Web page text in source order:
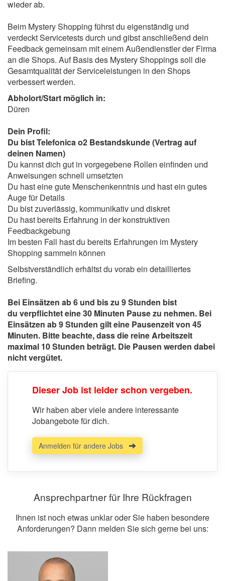
wieder ab.
Beim Mystery Shopping führst du eigenständig und
verdeckt Servicetests durch und gibst anschließend dein
Feedback gemeinsam mit einem Außendienstler der Firma
an die Shops. Auf Basis des Mystery Shoppings soll die
Gesamtqualität der Serviceleistungen in den Shops
verbessert werden.
Abholort/Start möglich in:
Düren
Dein Profil:
Du bist Telefonica o2 Bestandskunde (Vertrag auf
deinen Namen)
Du kannst dich gut in vorgegebene Rollen einfinden und
Anweisungen schnell umsetzten
Du hast eine gute Menschenkenntnis und hast ein gutes
Auge für Details
Du bist zuverlässig, kommunikativ und diskret
Du hast bereits Erfahrung in der konstruktiven
Feedbackgebung
Im besten Fall hast du bereits Erfahrungen im Mystery
Shopping sammeln können
Selbstverständlich erhältst du vorab ein detailliertes
Briefing.
Bei Einsätzen ab 6 und bis zu 9 Stunden bist
du verpflichtet eine 30 Minuten Pause zu nehmen. Bei
Einsätzen ab 9 Stunden gilt eine Pausenzeit von 45
Minuten. Bitte beachte, dass die reine Arbeitszeit
maximal 10 Stunden beträgt. Die Pausen werden dabei
nicht vergütet.
Dieser Job ist leider schon vergeben.
Wir haben aber viele andere interessante
Jobangebote für dich.
Anmelden für andere Jobs
Ansprechpartner für Ihre Rückfragen
Ihnen ist noch etwas unklar oder Sie haben besondere
Anforderungen? Dann melden Sie sich gerne bei uns: